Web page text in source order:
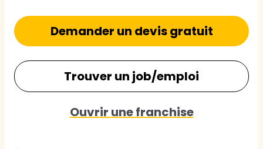
Demander un devis gratuit
Trouver un job/emploi
Ouvrir une franchise